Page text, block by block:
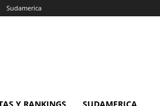
Sudamerica